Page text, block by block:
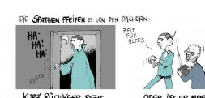
Untermenü
Untermenü
Untermenü